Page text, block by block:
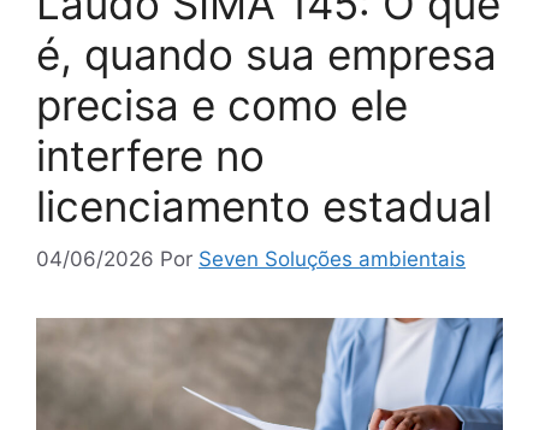
é, quando sua empresa
precisa e como ele
interfere no
licenciamento estadual
04/06/2026 Por Seven Soluções ambientais